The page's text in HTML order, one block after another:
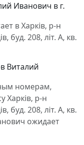
Иванович в г.
в Харків, р-н
буд. 208, літ. А, кв.
Виталий
номерам,
Харків, р-н
буд. 208, літ. А, кв.
ожидает